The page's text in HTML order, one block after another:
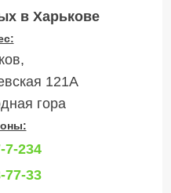
в Харькове
121А
гора
7-234
77-33